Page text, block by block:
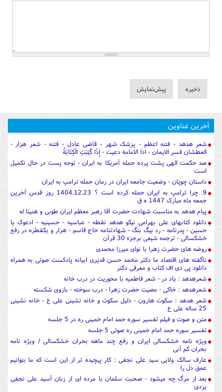
آخرین عناوین
شعر هدهد - فتنه اعظم - پزشک شهر - قاضی عادل - فتنه - شعر هزار -
العطشان فسر الایمان - اذا الامامة دعیت - إِذَا كُتِبَتِ الْكِتَابَةُ
صد حکمت الهی پشت پرده حمله آمریکا به ایران - توجه پست در حال تکمیل
است
داستان چوپان - وضعیت جامعه ایران در زمان حمله ترامپ به ایران
9. چرا ترامپ به ایران حمله کرده است ؟ 1404.12.23 روز قدس آخرین
جمعه ماه مبارک 1447 ه ق
پیام هدهد به مناسبت شهادت حضرت آقا رهبر معظم ایران طوبی و هنیئا له
دانلود کتابهای علی بهرامی نیکو هدهد نقطه - عباسیه - حسینیه - ادعوک یا
حسین - پدرنامه - رد بیگ بنگ - شهادتنامه حاج قاسم - هزار و یکقطره در رفع
خشکسالی - ترجمه شیعی برجزء 30 قرآن
روضه های حضرت زهرا با نوای میرزا محمدی
ناگفته های اقتصاد ما دکتر محمد حسن قدیری ابیانه پادکست صوتی به همراه
دانلود پی دی اف کتاب و معرفی دکتر
شعرهدهد : یاد در - شعر فاطمیه با محوریت در درب خانه
شعرهدهد : خاکی - مصیت حضرت زهرا - درب سوخته - بازوی شکسته
شعر هدهد : سکوت هارون - دلیل سکوت و خانه نشینی علی ع - خانه نشینی
25 ساله علی ع
متن و صوت و فیلم تفسیر سوره حمد امام خمینی ره در 5 جلسه
تفسیر سوره حمد امام خمینی ره صوتی 5 جلسه
ویژه نامه خشکسالی ایران و رفع چند ماهه بحران خشکسالی / ویژه نامه
بحران کم آبی
عارف سالک ولایی سید علی نجفی : کار پیچیده تر از این است که ما بتوانیم
عمق دل را
بعد از مرگ چه میشود - صحبت سلمان با مرده ای از زبان آسید علی نجفی
یزدی